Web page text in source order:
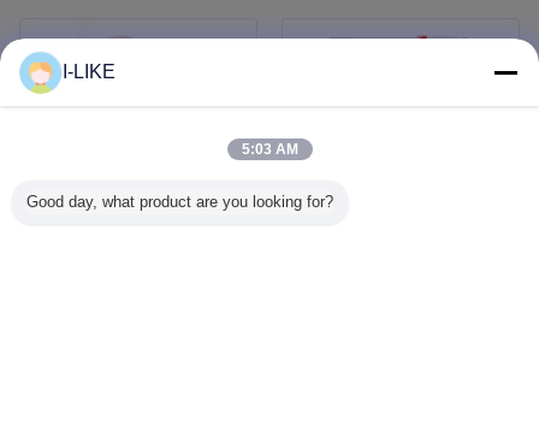
I-LIKE
5:03 AM
Good day, what product are you looking for?